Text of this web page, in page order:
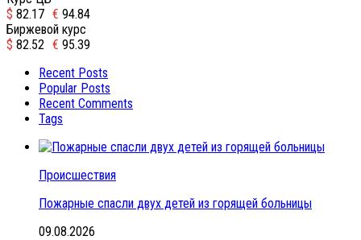
$ 82.17 € 94.84
Биржевой курс
$ 82.52 € 95.39
Recent Posts
Popular Posts
Recent Comments
Tags
Происшествия
Пожарные спасли двух детей из горящей больницы
09.08.2026